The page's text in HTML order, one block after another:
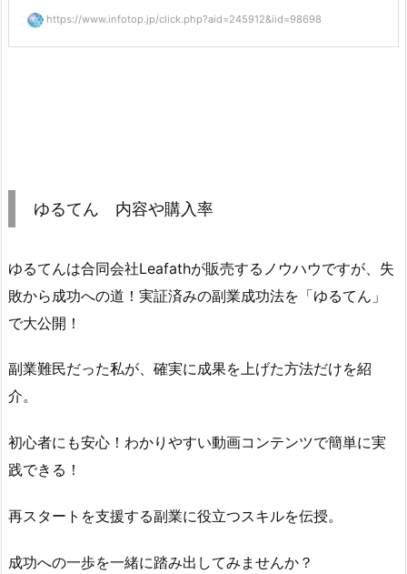
https://www.infotop.jp/click.php?aid=245912&iid=98698
ゆるてん 内容や購入率
ゆるてんは合同会社Leafathが販売するノウハウですが、失
敗から成功への道！実証済みの副業成功法を「ゆるてん」
で大公開！
副業難民だった私が、確実に成果を上げた方法だけを紹
介。
初心者にも安心！わかりやすい動画コンテンツで簡単に実
践できる！
再スタートを支援する副業に役立つスキルを伝授。
成功への一歩を一緒に踏み出してみませんか？